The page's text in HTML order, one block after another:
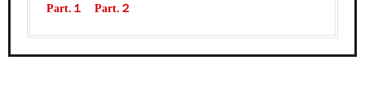
Part.１ Part.２